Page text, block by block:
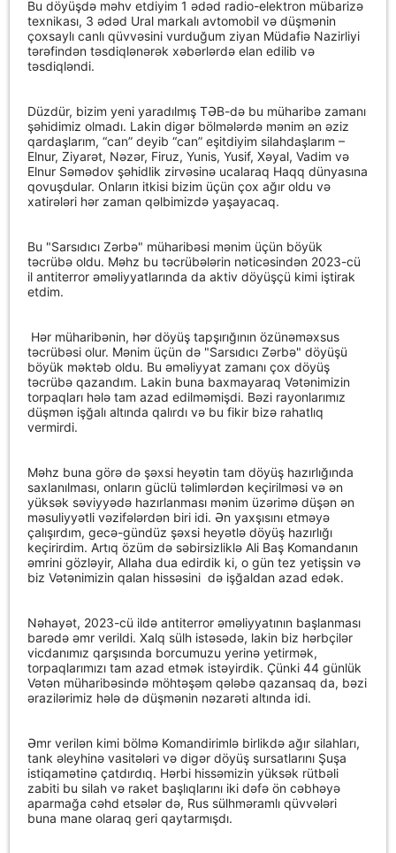
Bu döyüşdə məhv etdiyim 1 ədəd radio-elektron mübarizə
texnikası, 3 ədəd Ural markalı avtomobil və düşmənin
çoxsaylı canlı qüvvəsini vurduğum ziyan Müdafiə Nazirliyi
tərəfindən təsdiqlənərək xəbərlərdə elan edilib və
təsdiqləndi.
Düzdür, bizim yeni yaradılmış TƏB-də bu müharibə zamanı
şəhidimiz olmadı. Lakin digər bölmələrdə mənim ən əziz
qardaşlarım, “can” deyib “can” eşitdiyim silahdaşlarım –
Elnur, Ziyarət, Nəzər, Firuz, Yunis, Yusif, Xəyal, Vadim və
Elnur Səmədov şəhidlik zirvəsinə ucalaraq Haqq dünyasına
qovuşdular. Onların itkisi bizim üçün çox ağır oldu və
xatirələri hər zaman qəlbimizdə yaşayacaq.
Bu "Sarsıdıcı Zərbə" müharibəsi mənim üçün böyük
təcrübə oldu. Məhz bu təcrübələrin nəticəsindən 2023-cü
il antiterror əməliyyatlarında da aktiv döyüşçü kimi iştirak
etdim.
Hər müharibənin, hər döyüş tapşırığının özünəməxsus
təcrübəsi olur. Mənim üçün də "Sarsıdıcı Zərbə" döyüşü
böyük məktəb oldu. Bu əməliyyat zamanı çox döyüş
təcrübə qazandım. Lakin buna baxmayaraq Vətənimizin
torpaqları hələ tam azad edilməmişdi. Bəzi rayonlarımız
düşmən işğalı altında qalırdı və bu fikir bizə rahatlıq
vermirdi.
Məhz buna görə də şəxsi heyətin tam döyüş hazırlığında
saxlanılması, onların güclü təlimlərdən keçirilməsi və ən
yüksək səviyyədə hazırlanması mənim üzərimə düşən ən
məsuliyyətli vəzifələrdən biri idi. Ən yaxşısını etməyə
çalışırdım, gecə-gündüz şəxsi heyətlə döyüş hazırlığı
keçirirdim. Artıq özüm də səbirsizliklə Ali Baş Komandanın
əmrini gözləyir, Allaha dua edirdik ki, o gün tez yetişsin və
biz Vətənimizin qalan hissəsini də işğaldan azad edək.
Nəhayət, 2023-cü ildə antiterror əməliyyatının başlanması
barədə əmr verildi. Xalq sülh istəsədə, lakin biz hərbçilər
vicdanımız qarşısında borcumuzu yerinə yetirmək,
torpaqlarımızı tam azad etmək istəyirdik. Çünki 44 günlük
Vətən müharibəsində möhtəşəm qələbə qazansaq da, bəzi
ərazilərimiz hələ də düşmənin nəzarəti altında idi.
Əmr verilən kimi bölmə Komandirimlə birlikdə ağır silahları,
tank əleyhinə vasitələri və digər döyüş sursatlarını Şuşa
istiqamətinə çatdırdıq. Hərbi hissəmizin yüksək rütbəli
zabiti bu silah və raket başlıqlarını iki dəfə ön cəbhəyə
aparmağa cəhd etsələr də, Rus sülhməramlı qüvvələri
buna mane olaraq geri qaytarmışdı.